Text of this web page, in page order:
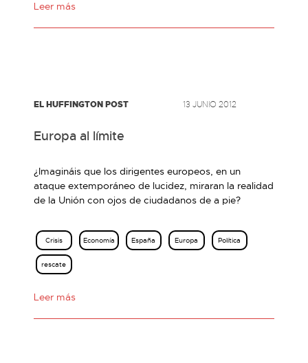
Leer más
EL HUFFINGTON POST 13 JUNIO 2012
Europa al límite
¿Imagináis que los dirigentes europeos, en un
ataque extemporáneo de lucidez, miraran la realidad
de la Unión con ojos de ciudadanos de a pie?
Crisis Economía España Europa Política
rescate
Leer más